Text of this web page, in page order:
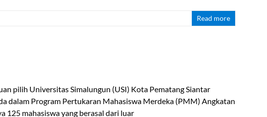
Read more
pilih Universitas Simalungun (USI) Kota Pematang Siantar
dalam Program Pertukaran Mahasiswa Merdeka (PMM) Angkatan
125 mahasiswa yang berasal dari luar